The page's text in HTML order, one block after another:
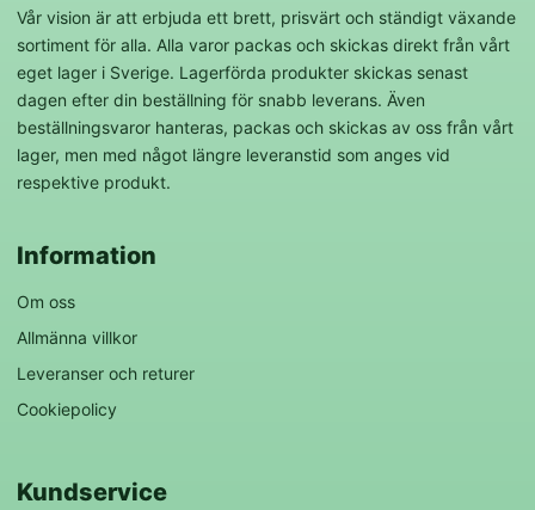
Vår vision är att erbjuda ett brett, prisvärt och ständigt växande
sortiment för alla. Alla varor packas och skickas direkt från vårt
eget lager i Sverige. Lagerförda produkter skickas senast
dagen efter din beställning för snabb leverans. Även
beställningsvaror hanteras, packas och skickas av oss från vårt
lager, men med något längre leveranstid som anges vid
respektive produkt.
Information
Om oss
Allmänna villkor
Leveranser och returer
Cookiepolicy
Kundservice